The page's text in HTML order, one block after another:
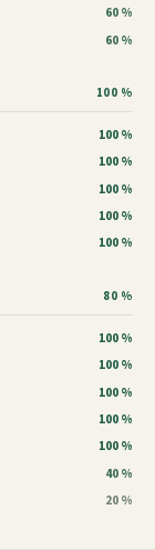
60 %
60 %
100 %
100 %
100 %
100 %
100 %
100 %
80 %
100 %
100 %
100 %
100 %
100 %
40 %
20 %